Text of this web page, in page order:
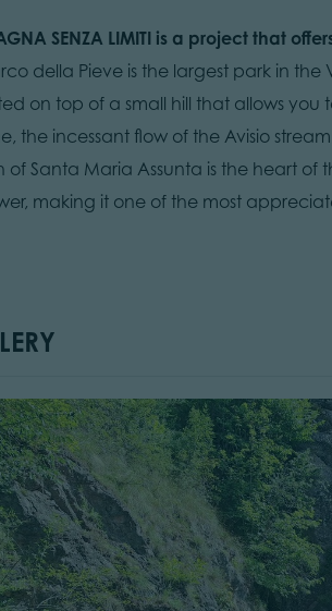
SENZA LIMITI is a project that
della Pieve is the largest park in
on top of a small hill that allows
the incessant flow of the Avisio
of Santa Maria Assunta is the heart
making it one of the most